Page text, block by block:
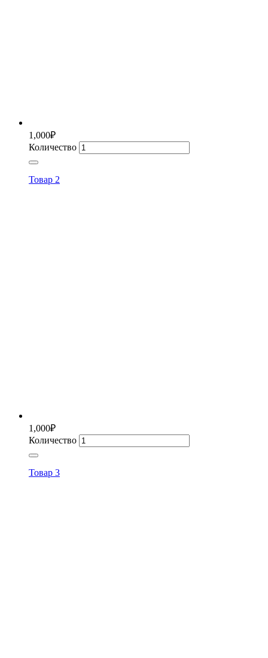
1,000₽
Количество
Товар 2
1,000₽
Количество
Товар 3